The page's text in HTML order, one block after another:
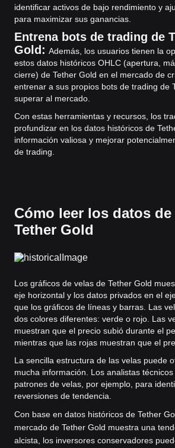
identificar activos de bajo rendimiento y
para maximizar sus ganancias.
Entrena bots de trading de
Gold: Además, los usuarios tienen la
estos datos históricos OHLC (apertura,
cierre) de Tether Gold en el mercado de
entrenar a sus propios bots de trading de
superar al mercado.
Con estas herramientas y recursos, los
profundizar en los datos históricos de
información valiosa y mejorar
de trading.
Cómo leer los datos de
Tether Gold
Los gráficos de velas de Tether Gold
eje horizontal y los datos privados en el
que los gráficos de líneas y barras. Las
dos colores diferentes: verde o rojo. Las
muestran que el precio subió durante el
mientras que las rojas muestran que el
La sencilla estructura de las velas puede
mucha información. Los analistas
patrones de velas, por ejemplo, para
reversiones de tendencia.
Con base en datos históricos de Tether
mercado de Tether Gold muestra una
alcista, los inversores conservadores